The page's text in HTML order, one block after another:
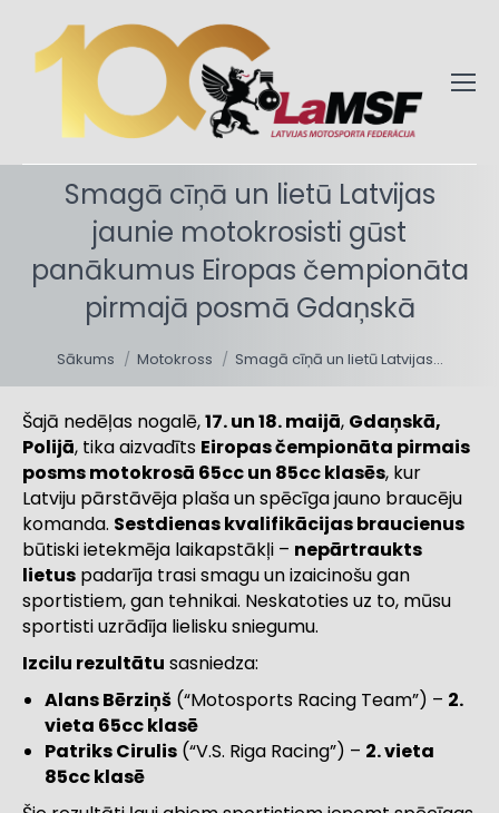
Smagā cīņā un lietū Latvijas
jaunie motokrosisti gūst
panākumus Eiropas čempionāta
pirmajā posmā Gdaņskā
Sākums Motokross Smagā cīņā un lietū Latvijas…
Šajā nedēļas nogalē,17. un 18. maijā, Gdaņskā,
Polijā, tika aizvadīts Eiropas čempionāta pirmais
posms motokrosā 65cc un 85cc klasēs, kur
Latviju pārstāvēja plaša un spēcīga jauno braucēju
komanda. Sestdienas kvalifikācijas braucienus
būtiski ietekmēja laikapstākļi – nepārtraukts
lietus padarīja trasi smagu un izaicinošu gan
sportistiem, gan tehnikai. Neskatoties uz to, mūsu
sportisti uzrādīja lielisku sniegumu.
Izcilu rezultātu sasniedza:
Alans Bērziņš (“Motosports Racing Team”) – 2.
vieta 65cc klasē
Patriks Cirulis (“V.S. Riga Racing”) – 2. vieta
85cc klasē